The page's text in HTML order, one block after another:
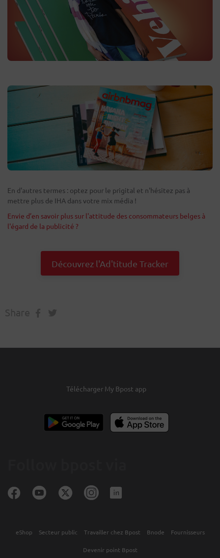
En d'autres termes : optez pour le prigital et n'hésitez pas à
mettre plus de IHA dans votre mix média !
Envie d’en savoir plus sur l'attitude des consommateurs belges à
l'égard de la publicité ?
Découvrez l'Ad'titude Tracker
Télécharger My Bpost app
eShop Secteur public Travailler chez Bpost Bnode Fournisseurs
Devenir point Bpost